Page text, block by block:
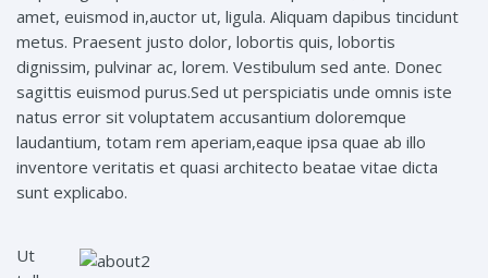
amet, euismod in,auctor ut, ligula. Aliquam dapibus tincidunt
metus. Praesent justo dolor, lobortis quis, lobortis
dignissim, pulvinar ac, lorem. Vestibulum sed ante. Donec
sagittis euismod purus.Sed ut perspiciatis unde omnis iste
natus error sit voluptatem accusantium doloremque
laudantium, totam rem aperiam,eaque ipsa quae ab illo
inventore veritatis et quasi architecto beatae vitae dicta
sunt explicabo.
Ut